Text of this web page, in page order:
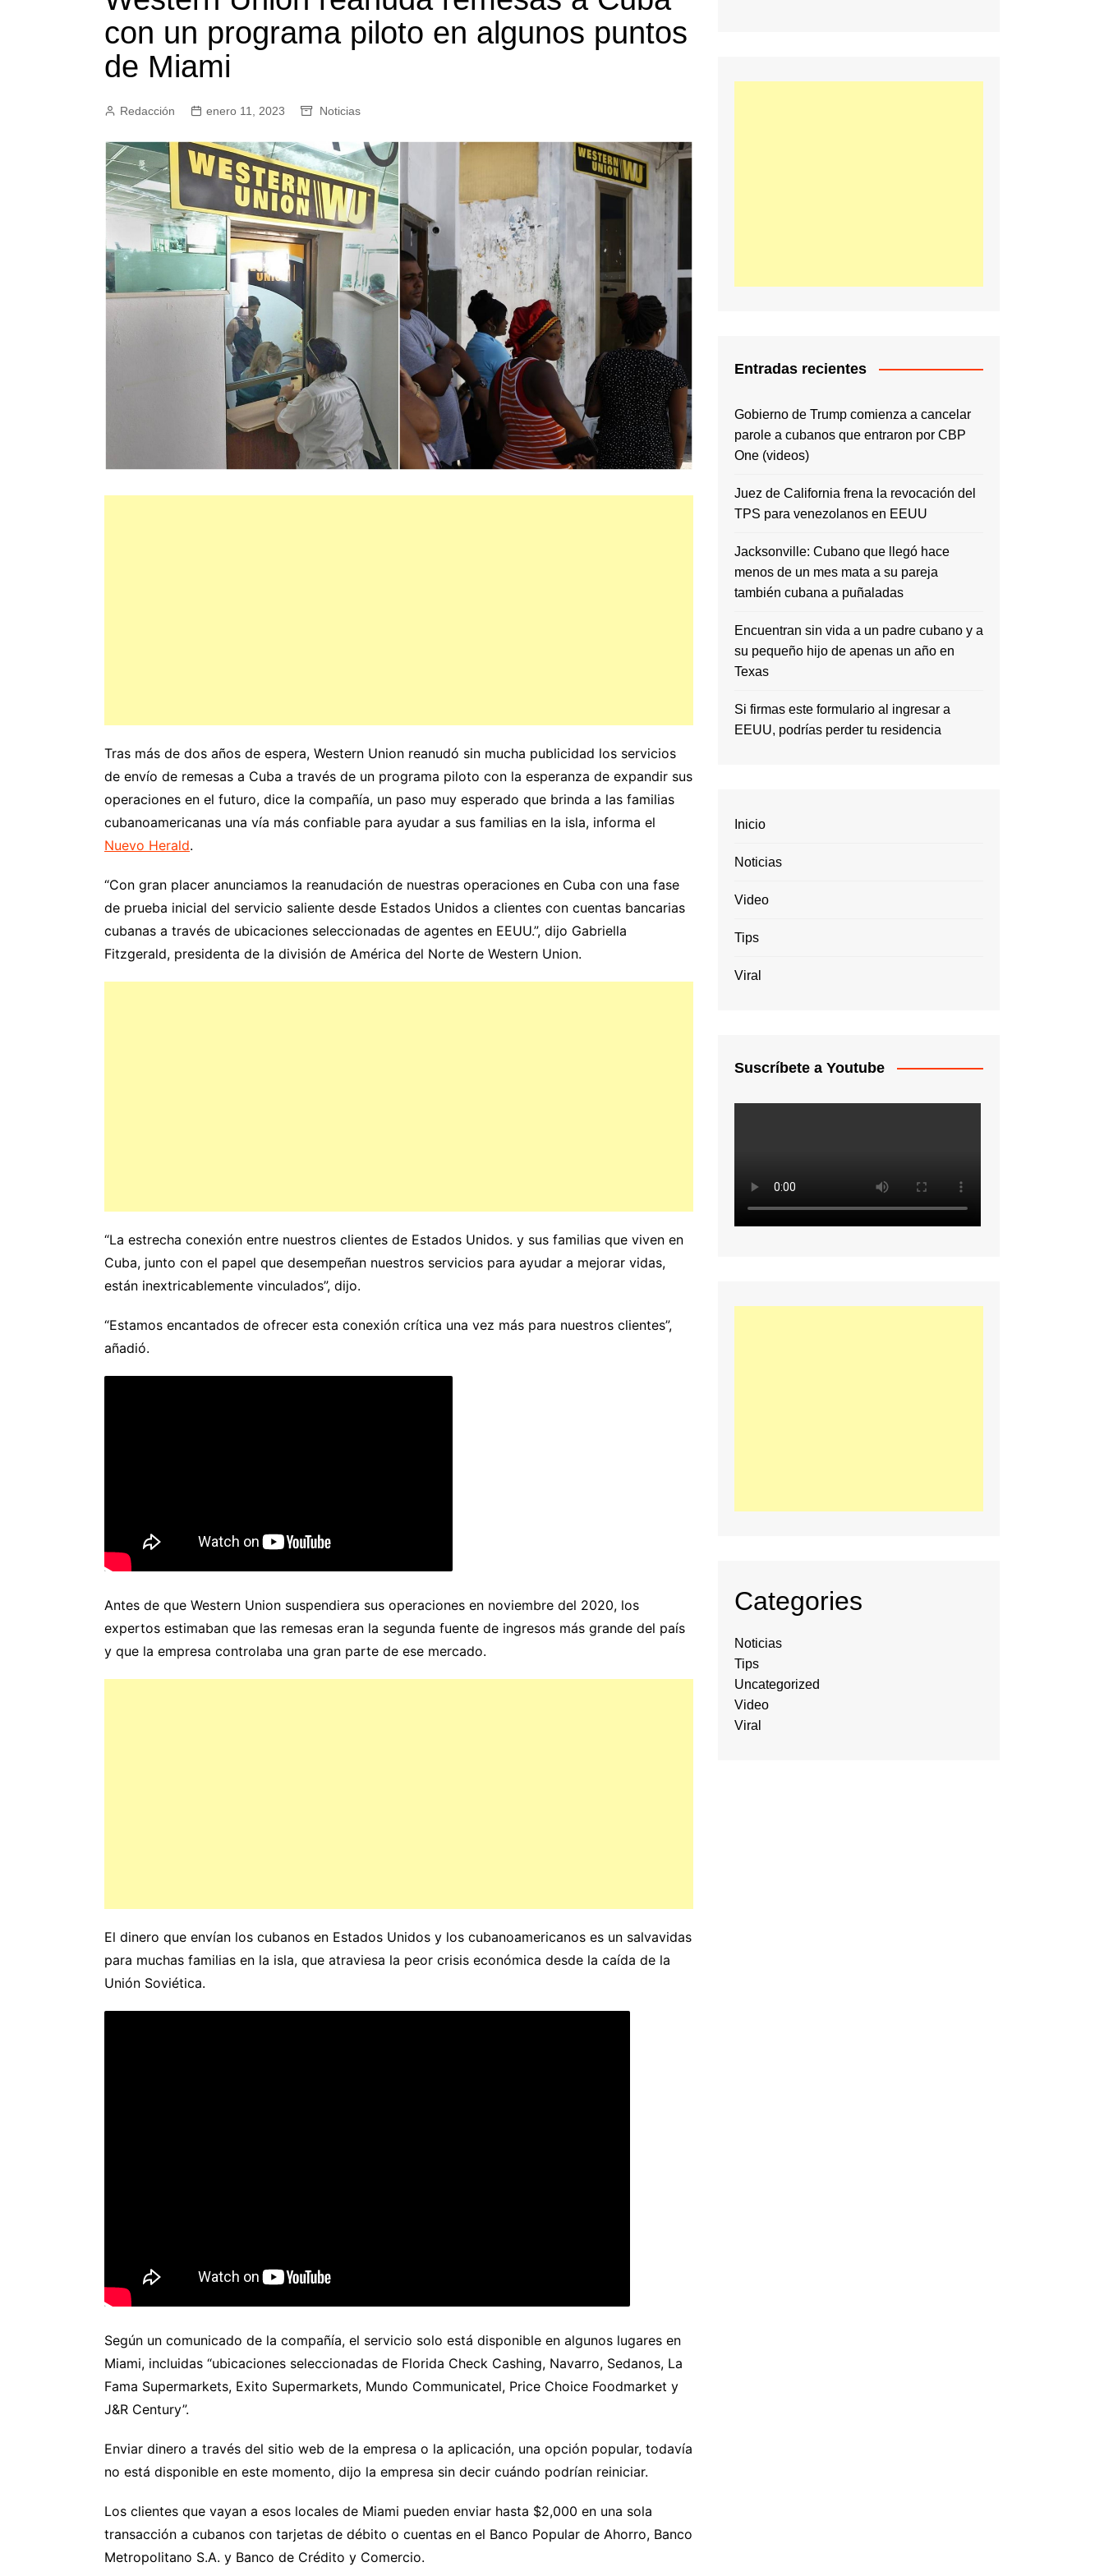
con un programa piloto en algunos puntos
de Miami
Redacción enero 11, 2023 Noticias
Tras más de dos años de espera, Western Union reanudó sin mucha publicidad los servicios
de envío de remesas a Cuba a través de un programa piloto con la esperanza de expandir sus
operaciones en el futuro, dice la compañía, un paso muy esperado que brinda a las familias
cubanoamericanas una vía más confiable para ayudar a sus familias en la isla, informa el
Nuevo Herald.
“Con gran placer anunciamos la reanudación de nuestras operaciones en Cuba con una fase
de prueba inicial del servicio saliente desde Estados Unidos a clientes con cuentas bancarias
cubanas a través de ubicaciones seleccionadas de agentes en EEUU.”, dijo Gabriella
Fitzgerald, presidenta de la división de América del Norte de Western Union.
“La estrecha conexión entre nuestros clientes de Estados Unidos. y sus familias que viven en
Cuba, junto con el papel que desempeñan nuestros servicios para ayudar a mejorar vidas,
están inextricablemente vinculados”, dijo.
“Estamos encantados de ofrecer esta conexión crítica una vez más para nuestros clientes”,
añadió.
Antes de que Western Union suspendiera sus operaciones en noviembre del 2020, los
expertos estimaban que las remesas eran la segunda fuente de ingresos más grande del país
y que la empresa controlaba una gran parte de ese mercado.
El dinero que envían los cubanos en Estados Unidos y los cubanoamericanos es un salvavidas
para muchas familias en la isla, que atraviesa la peor crisis económica desde la caída de la
Unión Soviética.
Según un comunicado de la compañía, el servicio solo está disponible en algunos lugares en
Miami, incluidas “ubicaciones seleccionadas de Florida Check Cashing, Navarro, Sedanos, La
Fama Supermarkets, Exito Supermarkets, Mundo Communicatel, Price Choice Foodmarket y
J&R Century”.
Enviar dinero a través del sitio web de la empresa o la aplicación, una opción popular, todavía
no está disponible en este momento, dijo la empresa sin decir cuándo podrían reiniciar.
Los clientes que vayan a esos locales de Miami pueden enviar hasta $2,000 en una sola
transacción a cubanos con tarjetas de débito o cuentas en el Banco Popular de Ahorro, Banco
Metropolitano S.A. y Banco de Crédito y Comercio.
Entradas recientes
Gobierno de Trump comienza a cancelar
parole a cubanos que entraron por CBP
One (videos)
Juez de California frena la revocación del
TPS para venezolanos en EEUU
Jacksonville: Cubano que llegó hace
menos de un mes mata a su pareja
también cubana a puñaladas
Encuentran sin vida a un padre cubano y a
su pequeño hijo de apenas un año en
Texas
Si firmas este formulario al ingresar a
EEUU, podrías perder tu residencia
Inicio
Noticias
Video
Tips
Viral
Suscríbete a Youtube
Categories
Noticias
Tips
Uncategorized
Video
Viral